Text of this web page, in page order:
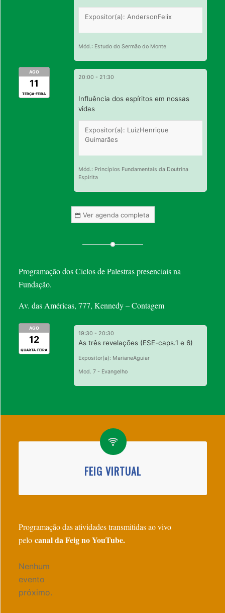
Expositor(a): AndersonFelix
Mód.: Estudo do Sermão do Monte
AGO
11
TERÇA-FEIRA
20:00 - 21:30
Influência dos espíritos em nossas
vidas
Expositor(a): LuizHenrique
Guimarães
Mód.: Princípios Fundamentais da Doutrina
Espírita
Ver agenda completa
Programação dos Ciclos de Palestras presenciais na
Fundação.
Av. das Américas, 777, Kennedy – Contagem
AGO
12
QUARTA-FEIRA
19:30 - 20:30
As três revelações (ESE-caps.1 e 6)
Expositor(a): MarianeAguiar
Mod. 7 - Evangelho
FEIG VIRTUAL
Programação das atividades transmitidas ao vivo
pelo canal da Feig no YouTube.
Nenhum
evento
próximo.